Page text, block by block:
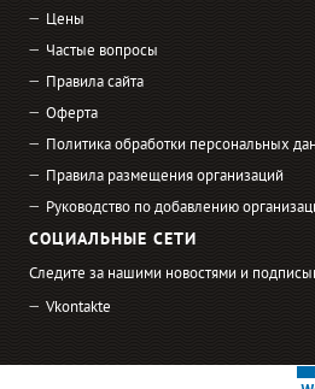
Цены
Частые вопросы
Правила сайта
Оферта
Политика обработки персональных
Правила размещения организаций
Руководство по добавлению
СОЦИАЛЬНЫЕ СЕТИ
Следите за нашими новостями и
Vkontakte